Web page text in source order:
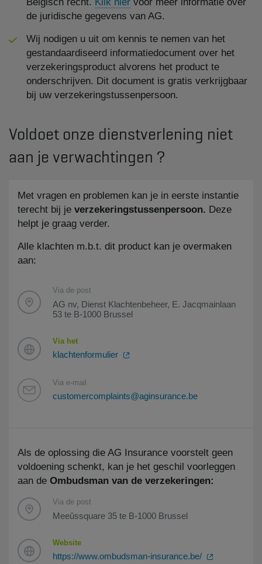
de juridische gegevens van AG.
Wij nodigen u uit om kennis te nemen van het
gestandaardiseerd informatiedocument over het
verzekeringsproduct alvorens het product te
onderschrijven. Dit document is gratis verkrijgbaar
bij uw verzekeringstussenpersoon.
Voldoet onze dienstverlening niet
aan je verwachtingen ?
Met vragen en problemen kan je in eerste instantie
terecht bij je verzekeringstussenpersoon. Deze
helpt je graag verder.
Alle klachten m.b.t. dit product kan je overmaken
aan:
Via de post
AG nv, Dienst Klachtenbeheer, E. Jacqmainlaan
53 te B-1000 Brussel
Via het
klachtenformulier
Via e-mail
customercomplaints@aginsurance.be
Als de oplossing die AG Insurance voorstelt geen
voldoening schenkt, kan je het geschil voorleggen
aan de Ombudsman van de verzekeringen:
Via de post
Meeûssquare 35 te B-1000 Brussel
Website
https://www.ombudsman-insurance.be/